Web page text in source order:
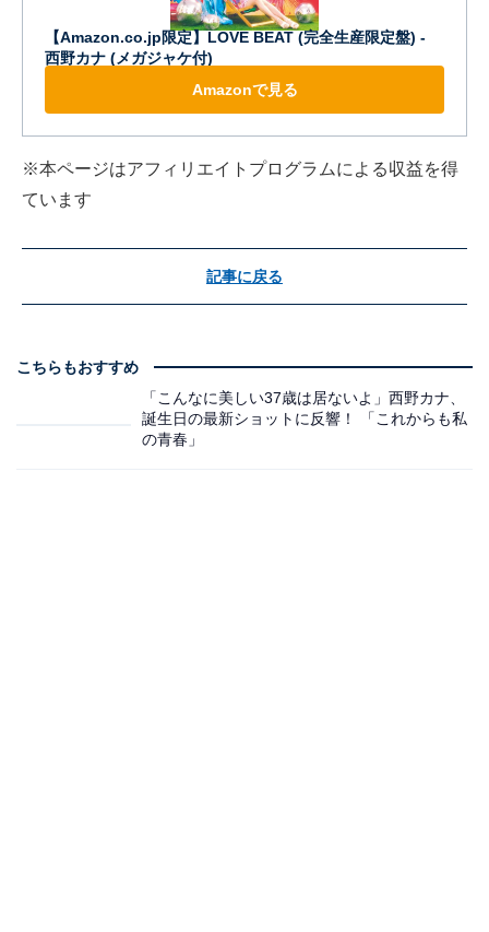
【Amazon.co.jp限定】LOVE BEAT (完全生産限定盤) -
西野カナ (メガジャケ付)
Amazonで見る
※本ページはアフィリエイトプログラムによる収益を得
ています
記事に戻る
こちらもおすすめ
「こんなに美しい37歳は居ないよ」西野カナ、
誕生日の最新ショットに反響！ 「これからも私
の青春」